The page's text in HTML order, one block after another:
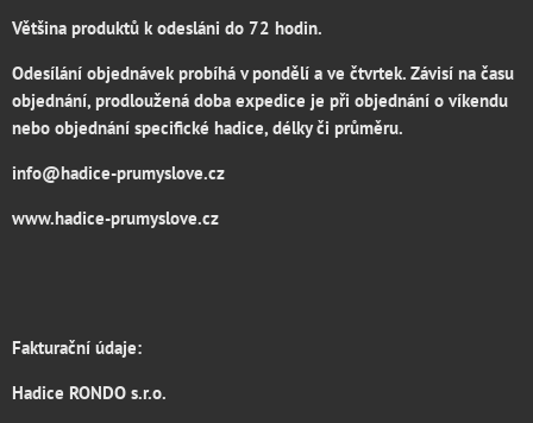
Většina produktů k odesláni do 72 hodin.
Odesílání objednávek probíhá v pondělí a ve čtvrtek. Závisí na času
objednání, prodloužená doba expedice je při objednání o víkendu
nebo objednání specifické hadice, délky či průměru.
info@hadice-prumyslove.cz
www.hadice-prumyslove.cz
Fakturační údaje:
Hadice RONDO s.r.o.